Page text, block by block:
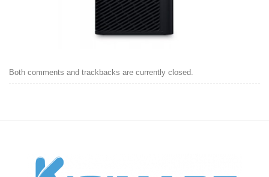
Both comments and trackbacks are currently closed.